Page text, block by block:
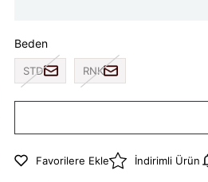
Beden
STD RNK
Favorilere Ekle İndirimli Ürün